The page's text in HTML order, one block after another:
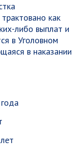
как
либо выплат и
в Уголовном
в наказании